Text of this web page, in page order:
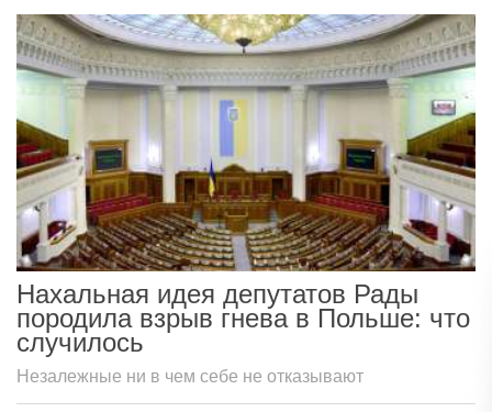
Нахальная идея депутатов Рады
породила взрыв гнева в Польше: что
случилось
Незалежные ни в чем себе не отказывают